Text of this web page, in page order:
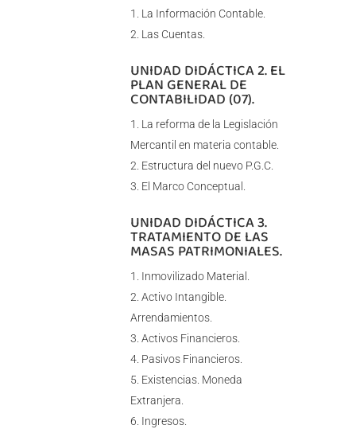
La Información Contable.
Las Cuentas.
UNIDAD DIDÁCTICA 2. EL
PLAN GENERAL DE
CONTABILIDAD (07).
La reforma de la Legislación
Mercantil en materia contable.
Estructura del nuevo P.G.C.
El Marco Conceptual.
UNIDAD DIDÁCTICA 3.
TRATAMIENTO DE LAS
MASAS PATRIMONIALES.
Inmovilizado Material.
Activo Intangible.
Arrendamientos.
Activos Financieros.
Pasivos Financieros.
Existencias. Moneda
Extranjera.
Ingresos.